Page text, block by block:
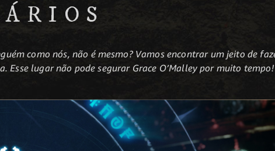
como nós, não é mesmo? Vamos encontrar um jeito de
Esse lugar não pode segurar Grace O’Malley por muito tempo!